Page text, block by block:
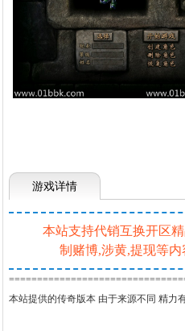
游戏详情
本站支持代销互换开区
制赌博,涉黄,提现等
本站提供的传奇版本 由于来源不同 精力